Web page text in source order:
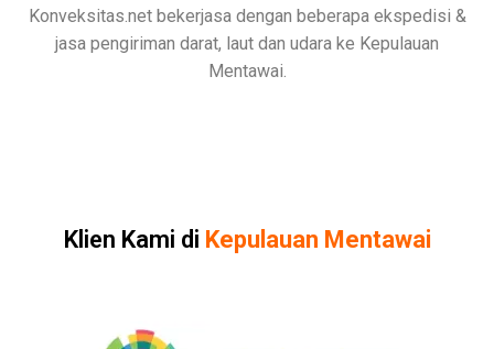
Konveksitas.net bekerjasa dengan beberapa ekspedisi &
jasa pengiriman darat, laut dan udara ke Kepulauan
Mentawai.
Klien Kami di Kepulauan Mentawai